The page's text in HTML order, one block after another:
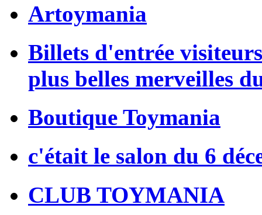
Artoymania
Billets d'entrée
plus belles merveilles
Boutique Toymania
c'était le salon du 6
CLUB TOYMANIA